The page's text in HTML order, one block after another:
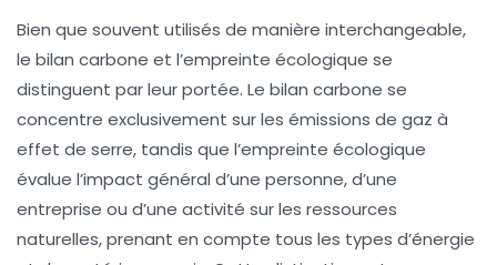
Bien que souvent utilisés de manière interchangeable,
le bilan carbone et l’empreinte écologique se
distinguent par leur portée. Le bilan carbone se
concentre exclusivement sur les émissions de gaz à
effet de serre, tandis que l’empreinte écologique
évalue l’impact général d’une personne, d’une
entreprise ou d’une activité sur les ressources
naturelles, prenant en compte tous les types d’énergie